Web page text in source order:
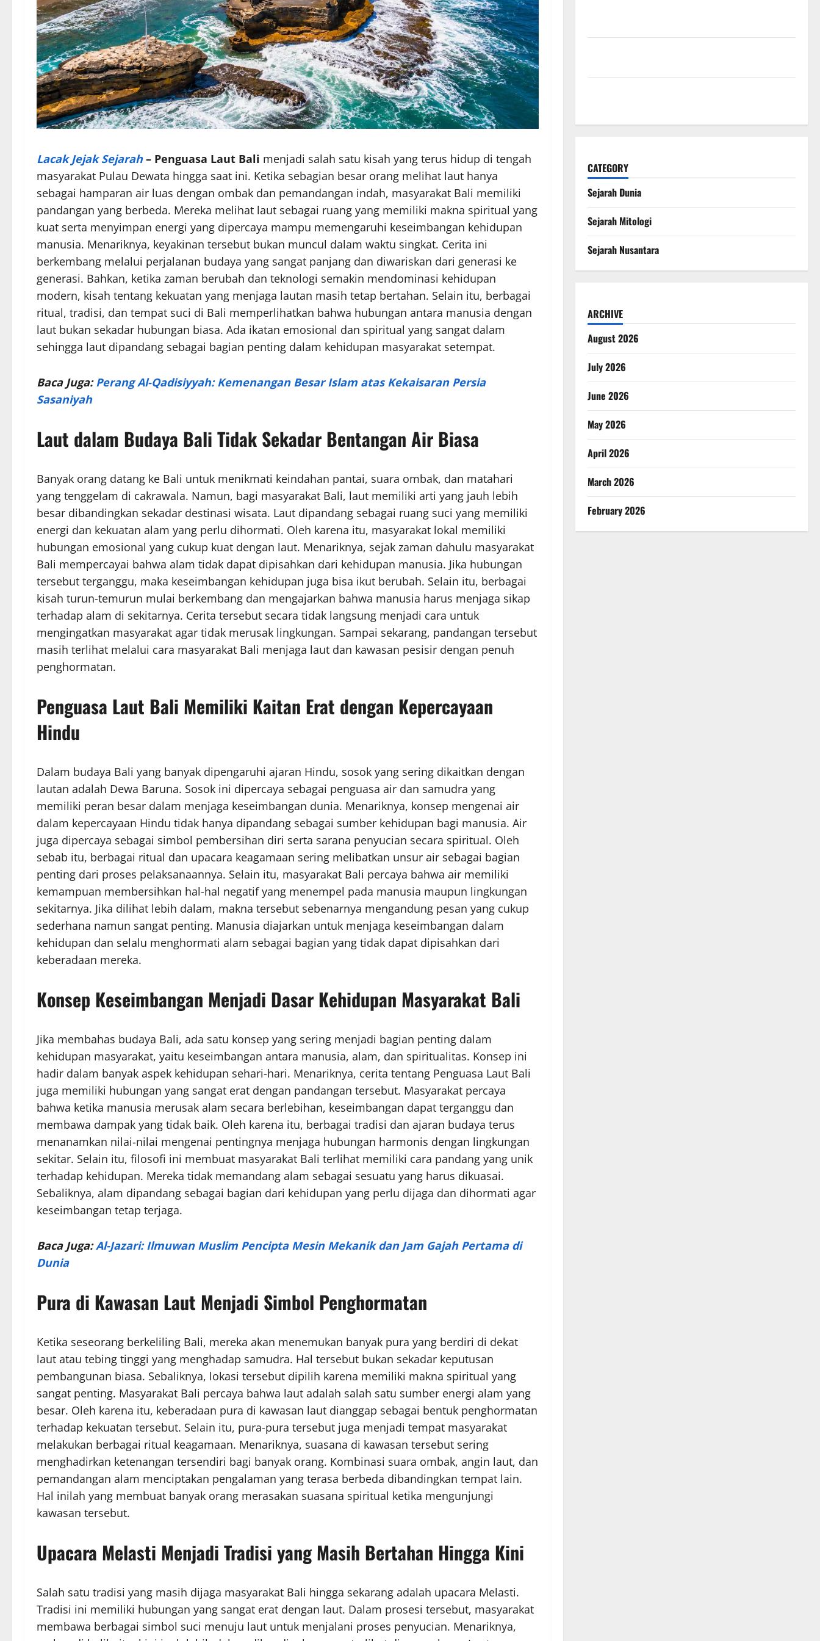
Lacak Jejak Sejarah– Penguasa Laut Bali menjadi salah satu kisah yang terus hidup di tengah
masyarakat Pulau Dewata hingga saat ini. Ketika sebagian besar orang melihat laut hanya
sebagai hamparan air luas dengan ombak dan pemandangan indah, masyarakat Bali memiliki
pandangan yang berbeda. Mereka melihat laut sebagai ruang yang memiliki makna spiritual yang
kuat serta menyimpan energi yang dipercaya mampu memengaruhi keseimbangan kehidupan
manusia. Menariknya, keyakinan tersebut bukan muncul dalam waktu singkat. Cerita ini
berkembang melalui perjalanan budaya yang sangat panjang dan diwariskan dari generasi ke
generasi. Bahkan, ketika zaman berubah dan teknologi semakin mendominasi kehidupan
modern, kisah tentang kekuatan yang menjaga lautan masih tetap bertahan. Selain itu, berbagai
ritual, tradisi, dan tempat suci di Bali memperlihatkan bahwa hubungan antara manusia dengan
laut bukan sekadar hubungan biasa. Ada ikatan emosional dan spiritual yang sangat dalam
sehingga laut dipandang sebagai bagian penting dalam kehidupan masyarakat setempat.
Baca Juga:Perang Al-Qadisiyyah: Kemenangan Besar Islam atas Kekaisaran Persia
Sasaniyah
Laut dalam Budaya Bali Tidak Sekadar Bentangan Air Biasa
Banyak orang datang ke Bali untuk menikmati keindahan pantai, suara ombak, dan matahari
yang tenggelam di cakrawala. Namun, bagi masyarakat Bali, laut memiliki arti yang jauh lebih
besar dibandingkan sekadar destinasi wisata. Laut dipandang sebagai ruang suci yang memiliki
energi dan kekuatan alam yang perlu dihormati. Oleh karena itu, masyarakat lokal memiliki
hubungan emosional yang cukup kuat dengan laut. Menariknya, sejak zaman dahulu masyarakat
Bali mempercayai bahwa alam tidak dapat dipisahkan dari kehidupan manusia. Jika hubungan
tersebut terganggu, maka keseimbangan kehidupan juga bisa ikut berubah. Selain itu, berbagai
kisah turun-temurun mulai berkembang dan mengajarkan bahwa manusia harus menjaga sikap
terhadap alam di sekitarnya. Cerita tersebut secara tidak langsung menjadi cara untuk
mengingatkan masyarakat agar tidak merusak lingkungan. Sampai sekarang, pandangan tersebut
masih terlihat melalui cara masyarakat Bali menjaga laut dan kawasan pesisir dengan penuh
penghormatan.
Penguasa Laut Bali Memiliki Kaitan Erat dengan Kepercayaan
Hindu
Dalam budaya Bali yang banyak dipengaruhi ajaran Hindu, sosok yang sering dikaitkan dengan
lautan adalah Dewa Baruna. Sosok ini dipercaya sebagai penguasa air dan samudra yang
memiliki peran besar dalam menjaga keseimbangan dunia. Menariknya, konsep mengenai air
dalam kepercayaan Hindu tidak hanya dipandang sebagai sumber kehidupan bagi manusia. Air
juga dipercaya sebagai simbol pembersihan diri serta sarana penyucian secara spiritual. Oleh
sebab itu, berbagai ritual dan upacara keagamaan sering melibatkan unsur air sebagai bagian
penting dari proses pelaksanaannya. Selain itu, masyarakat Bali percaya bahwa air memiliki
kemampuan membersihkan hal-hal negatif yang menempel pada manusia maupun lingkungan
sekitarnya. Jika dilihat lebih dalam, makna tersebut sebenarnya mengandung pesan yang cukup
sederhana namun sangat penting. Manusia diajarkan untuk menjaga keseimbangan dalam
kehidupan dan selalu menghormati alam sebagai bagian yang tidak dapat dipisahkan dari
keberadaan mereka.
Konsep Keseimbangan Menjadi Dasar Kehidupan Masyarakat Bali
Jika membahas budaya Bali, ada satu konsep yang sering menjadi bagian penting dalam
kehidupan masyarakat, yaitu keseimbangan antara manusia, alam, dan spiritualitas. Konsep ini
hadir dalam banyak aspek kehidupan sehari-hari. Menariknya, cerita tentang Penguasa Laut Bali
juga memiliki hubungan yang sangat erat dengan pandangan tersebut. Masyarakat percaya
bahwa ketika manusia merusak alam secara berlebihan, keseimbangan dapat terganggu dan
membawa dampak yang tidak baik. Oleh karena itu, berbagai tradisi dan ajaran budaya terus
menanamkan nilai-nilai mengenai pentingnya menjaga hubungan harmonis dengan lingkungan
sekitar. Selain itu, filosofi ini membuat masyarakat Bali terlihat memiliki cara pandang yang unik
terhadap kehidupan. Mereka tidak memandang alam sebagai sesuatu yang harus dikuasai.
Sebaliknya, alam dipandang sebagai bagian dari kehidupan yang perlu dijaga dan dihormati agar
keseimbangan tetap terjaga.
Baca Juga:Al-Jazari: Ilmuwan Muslim Pencipta Mesin Mekanik dan Jam Gajah Pertama di
Dunia
Pura di Kawasan Laut Menjadi Simbol Penghormatan
Ketika seseorang berkeliling Bali, mereka akan menemukan banyak pura yang berdiri di dekat
laut atau tebing tinggi yang menghadap samudra. Hal tersebut bukan sekadar keputusan
pembangunan biasa. Sebaliknya, lokasi tersebut dipilih karena memiliki makna spiritual yang
sangat penting. Masyarakat Bali percaya bahwa laut adalah salah satu sumber energi alam yang
besar. Oleh karena itu, keberadaan pura di kawasan laut dianggap sebagai bentuk penghormatan
terhadap kekuatan tersebut. Selain itu, pura-pura tersebut juga menjadi tempat masyarakat
melakukan berbagai ritual keagamaan. Menariknya, suasana di kawasan tersebut sering
menghadirkan ketenangan tersendiri bagi banyak orang. Kombinasi suara ombak, angin laut, dan
pemandangan alam menciptakan pengalaman yang terasa berbeda dibandingkan tempat lain.
Hal inilah yang membuat banyak orang merasakan suasana spiritual ketika mengunjungi
kawasan tersebut.
Upacara Melasti Menjadi Tradisi yang Masih Bertahan Hingga Kini
Salah satu tradisi yang masih dijaga masyarakat Bali hingga sekarang adalah upacara Melasti.
Tradisi ini memiliki hubungan yang sangat erat dengan laut. Dalam prosesi tersebut, masyarakat
membawa berbagai simbol suci menuju laut untuk menjalani proses penyucian. Menariknya,
CATEGORY
Sejarah Dunia
Sejarah Mitologi
Sejarah Nusantara
ARCHIVE
August 2026
July 2026
June 2026
May 2026
April 2026
March 2026
February 2026